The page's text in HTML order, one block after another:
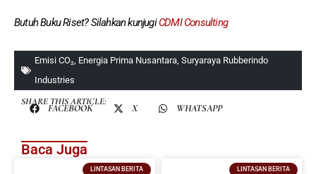
Butuh Buku Riset? Silahkan kunjugiCDMI Consulting
Emisi CO₂ Energia Prima Nusantara Suryaraya Rubberindo
Industries
SHARE THIS ARTICLE:
FACEBOOK X WHATSAPP
Baca Juga
LINTASAN BERITA LINTASAN BERITA